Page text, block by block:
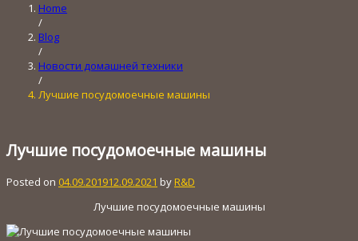
Home
/
Blog
/
Новости домашней техники
/
Лучшие посудомоечные машины
Лучшие посудомоечные машины
Posted on 04.09.201912.09.2021 by R&D
Лучшие посудомоечные машины